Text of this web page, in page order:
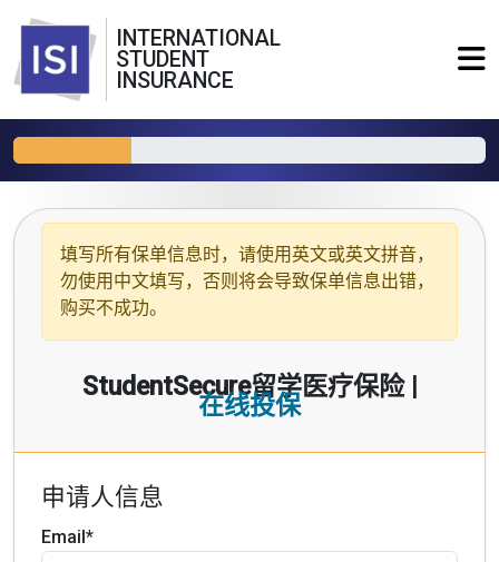
INTERNATIONAL
STUDENT
INSURANCE
填写所有保单信息时，请使用 英文或英文拼音，
勿使用中文填写，否则将会导致保单信息出错，
购买不成功。
StudentSecure留学医疗保险 |
在线投保
申请人信息
Email*